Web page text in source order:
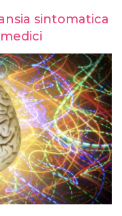
sintomatica